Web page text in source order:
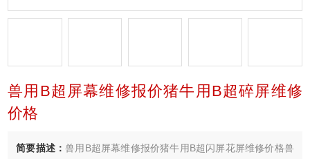
兽用B超屏幕维修报价猪牛用B超碎屏维修
价格
简要描述：兽用B超屏幕维修报价猪牛用B超闪屏花屏维修价格兽